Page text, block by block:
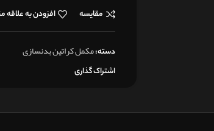
مقایسه افزودن به علاقه
دسته:مکمل کراتین بدنسازی
اشتراک گذاری